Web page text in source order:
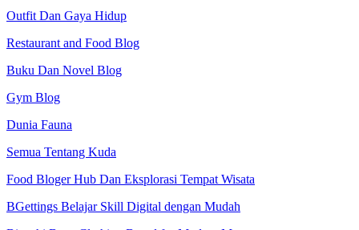
Outfit Dan Gaya Hidup
Restaurant and Food Blog
Buku Dan Novel Blog
Gym Blog
Dunia Fauna
Semua Tentang Kuda
Food Bloger Hub Dan Eksplorasi Tempat Wisata
BGettings Belajar Skill Digital dengan Mudah